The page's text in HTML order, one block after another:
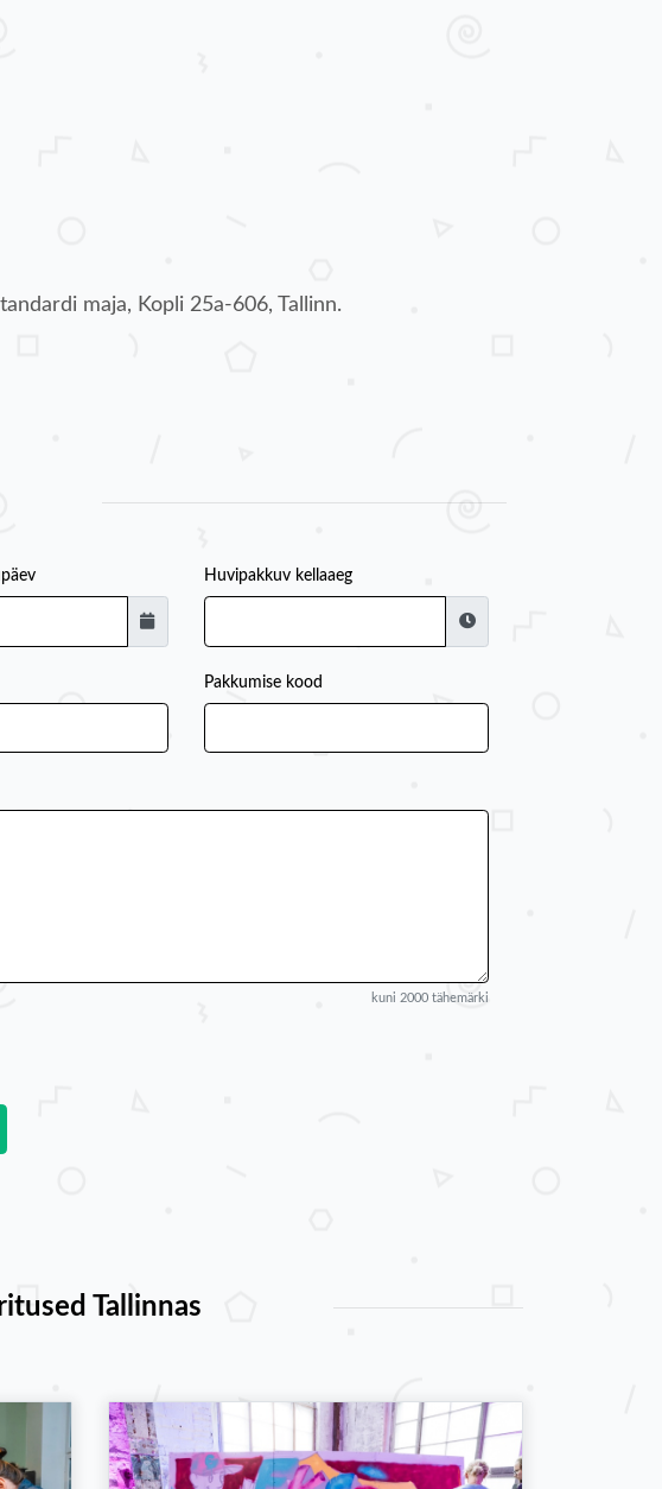
maja, Kopli 25a-606, Tallinn.
Huvipakkuv kellaaeg
Pakkumise kood
kuni 2000 tähemärki
Tallinnas